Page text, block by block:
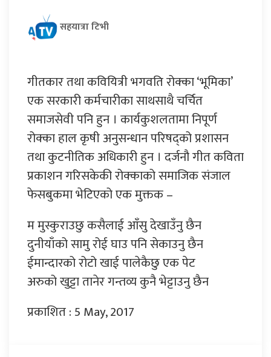
सहयात्रा टिभी
गीतकार तथा कवियित्री भगवति रोक्का ‘भूमिका’
एक सरकारी कर्मचारीका साथसाथै चर्चित
समाजसेवी पनि हुन । कार्यकुशलतामा निपूर्ण
रोक्का हाल कृषी अनुसन्धान परिषद्को प्रशासन
तथा कुटनीतिक अधिकारी हुन । दर्जनौ गीत कविता
प्रकाशन गरिसकेकी रोक्काको समाजिक संजाल
फेसबुकमा भेटिएको एक मुक्तक –
म मुस्कुराउछु कसैलाई आँसु देखाउँनु छैन
दुनीयाँको सामु रोई घाउ पनि सेकाउनु छैन
ईमान्दारको रोटो खाई पालेकैछु एक पेट
अरुको खुट्टा तानेर गन्तव्य कुनै भेट्टाउनु छैन
प्रकाशित : 5 May, 2017